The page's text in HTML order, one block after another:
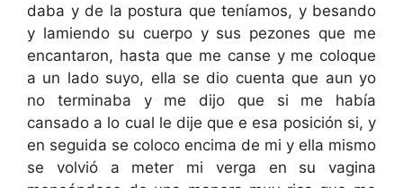
daba y de la postura que teníamos, y besando
y lamiendo su cuerpo y sus pezones que me
encantaron, hasta que me canse y me coloque
a un lado suyo, ella se dio cuenta que aun yo
no terminaba y me dijo que si me había
cansado a lo cual le dije que e esa posición si, y
en seguida se coloco encima de mi y ella mismo
se volvió a meter mi verga en su vagina